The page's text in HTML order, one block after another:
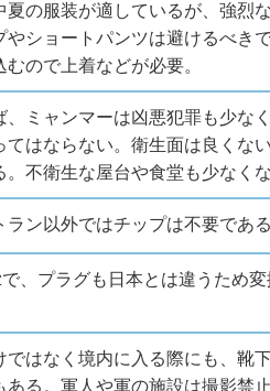
夏の服装が適しているが、強
やショートパンツは避けるべ
ので上着などが必要。
ミャンマーは凶悪犯罪も少な
はならない。衛生面は良くな
不衛生な屋台や食堂も少なくな
ン以外ではチップは不要である
、プラグも日本とは違うため
ではなく境内に入る際にも、靴
る。軍人や軍の施設は撮影禁